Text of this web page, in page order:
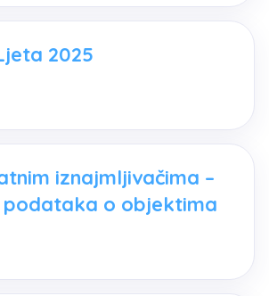
2025
iznajmljivačima –
podataka o objektima